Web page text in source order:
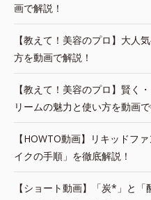
画で解説！
【教えて！美容のプロ】大人
方を動画で解説！
【教えて！美容のプロ】賢く
リームの魅力と使い方を動画で
【HOWTO動画】リキッドフ
イクの手順」を徹底解説！
【ショート動画】「炭*」と